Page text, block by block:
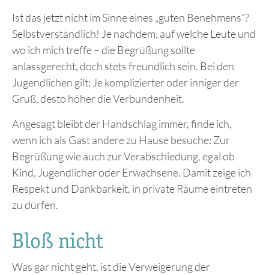
Ist das jetzt nicht im Sinne eines „guten Benehmens“?
Selbstverständlich! Je nachdem, auf welche Leute und
wo ich mich treffe – die Begrüßung sollte
anlassgerecht, doch stets freundlich sein. Bei den
Jugendlichen gilt: Je komplizierter oder inniger der
Gruß, desto höher die Verbundenheit.
Angesagt bleibt der Handschlag immer, finde ich,
wenn ich als Gast andere zu Hause besuche: Zur
Begrüßung wie auch zur Verabschiedung, egal ob
Kind, Jugendlicher oder Erwachsene. Damit zeige ich
Respekt und Dankbarkeit, in private Räume eintreten
zu dürfen.
Bloß nicht
Was gar nicht geht, ist die Verweigerung der